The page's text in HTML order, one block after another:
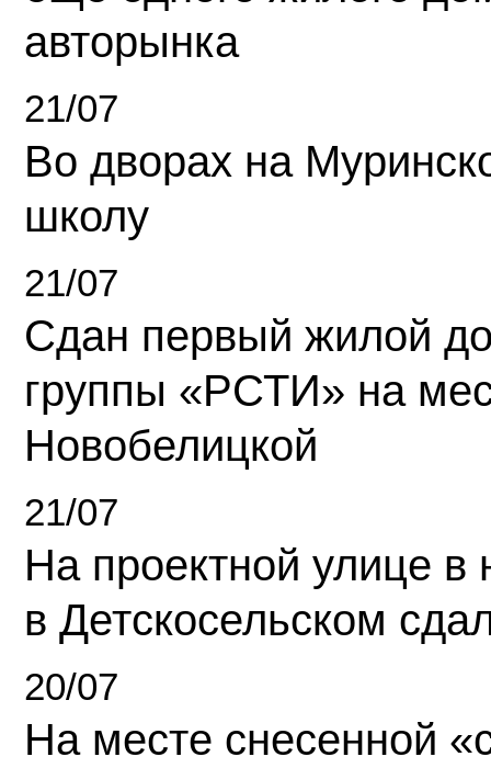
авторынка
21/07
Во дворах на
школу
21/07
Сдан первый жилой
группы «РСТИ» на
Новобелицкой
21/07
На проектной улице
в Детскосельском
20/07
На месте снесенной